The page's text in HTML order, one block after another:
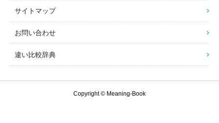
サイトマップ
お問い合わせ
違い比較辞典
Copyright © Meaning-Book